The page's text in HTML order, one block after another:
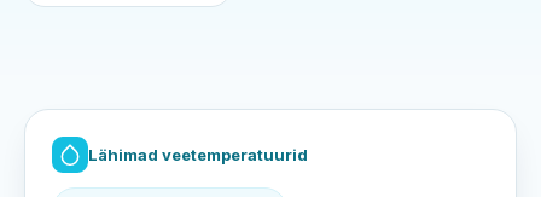
Lähimad veetemperatuurid